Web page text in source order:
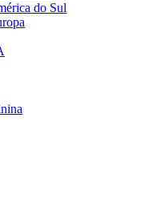
do Sul